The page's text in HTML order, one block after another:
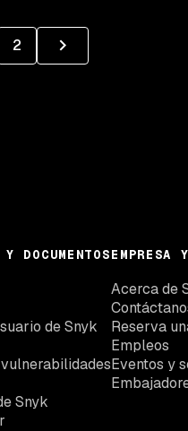
2
DOCUMENTOS
de Snyk
Snyk
EMPRESA
Acerca de
Reserva
Empleos
Eventos y